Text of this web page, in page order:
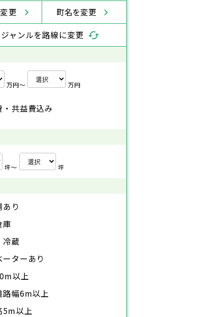
更
町名を変更
ャンルを路線に変更
万円〜 万円
・共益費込み
坪〜 坪
り
庫
冷蔵
ターあり
以上
路幅6m以上
5m以上